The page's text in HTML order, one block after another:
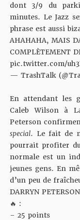
dont 3/9 du
minutes. Le Jazz
phrase est aussi
AHAHAHA, MAIS
COMPLÈTEMENT
pic.twitter.com/
— TrashTalk
En attendant les
Caleb Wilson à
Peterson
special. Le fait de
pourrait profiter
normale est un
jeunes gens. En
d’un peu de
DARRYN
🔥 :
– 25 points